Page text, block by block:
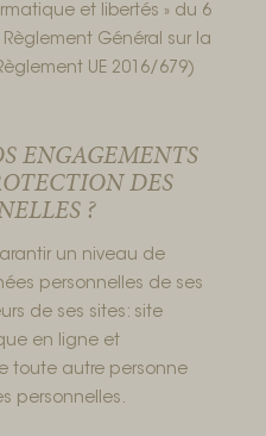
et libertés » du 6
Général sur la
UE 2016/679)
ENGAGEMENTS
DES
?
un niveau de
personnelles de ses
de ses sites: site
en ligne et
toute autre personne
personnelles.